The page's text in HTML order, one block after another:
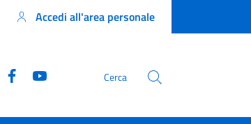
Accedi all'area personale
InstagramFacebook Cerca